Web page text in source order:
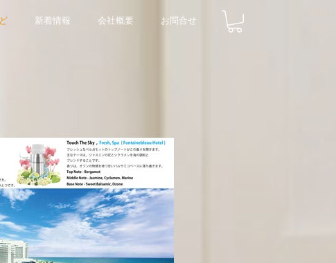
新着情報 会社概要 お問合せ